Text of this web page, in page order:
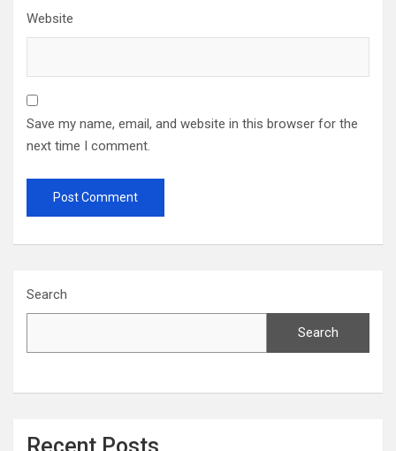
Website
Save my name, email, and website in this browser for the
next time I comment.
Search
Search